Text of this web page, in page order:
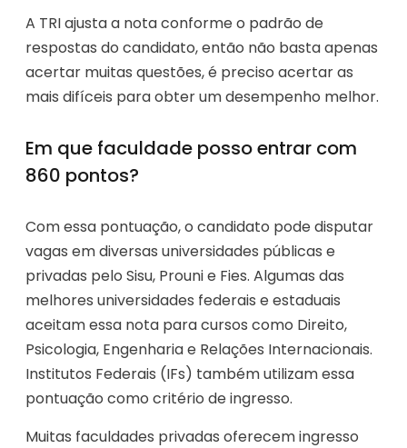
A TRI ajusta a nota conforme o padrão de
respostas do candidato, então não basta apenas
acertar muitas questões, é preciso acertar as
mais difíceis para obter um desempenho melhor.
Em que faculdade posso entrar com
860 pontos?
Com essa pontuação, o candidato pode disputar
vagas em diversas universidades públicas e
privadas pelo Sisu, Prouni e Fies. Algumas das
melhores universidades federais e estaduais
aceitam essa nota para cursos como Direito,
Psicologia, Engenharia e Relações Internacionais.
Institutos Federais (IFs) também utilizam essa
pontuação como critério de ingresso.
Muitas faculdades privadas oferecem ingresso